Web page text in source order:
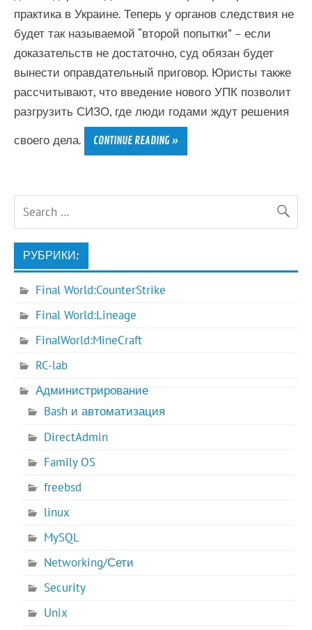
практика в Украине. Теперь у органов следствия не
будет так называемой “второй попытки” – если
доказательств не достаточно, суд обязан будет
вынести оправдательный приговор. Юристы также
рассчитывают, что введение нового УПК позволит
разгрузить СИЗО, где люди годами ждут решения
своего дела.
CONTINUE READING »
РУБРИКИ:
Final World:CounterStrike
Final World:Lineage
FinalWorld:MineCraft
RC-lab
Администрирование
Bash и автоматизация
DirectAdmin
Family OS
freebsd
linux
MySQL
Networking/Сети
Security
Unix